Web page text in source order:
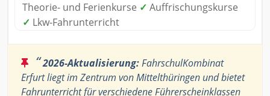
Theorie- und Ferienkurse ✓ Auffrischungskurse
✓ Lkw-Fahrunterricht
“2026-Aktualisierung:FahrschulKombinat
Erfurt liegt im Zentrum von Mittelthüringen und bietet
Fahrunterricht für verschiedene Führerscheinklassen